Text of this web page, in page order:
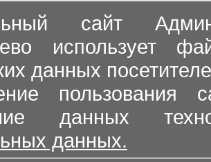
сайт
использует
данных
пользования
данных
данных.